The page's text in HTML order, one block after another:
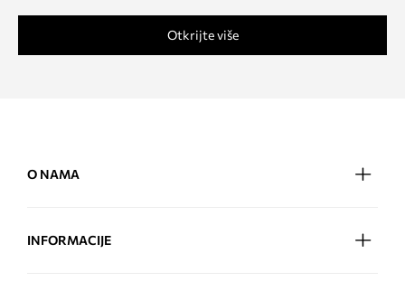
Otkrijte više
O NAMA
INFORMACIJE